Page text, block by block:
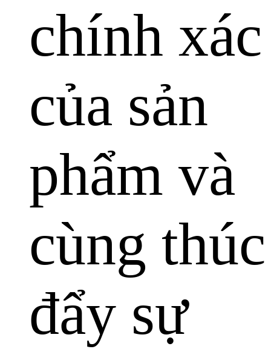
chính xác
của sản
phẩm và
cùng thúc
đẩy sự